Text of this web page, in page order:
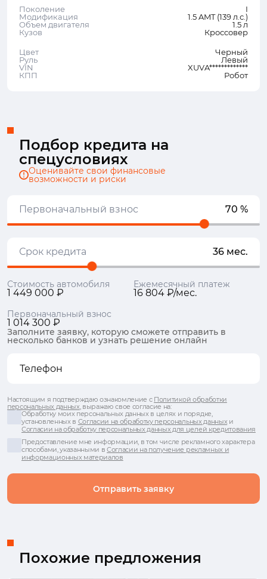
Поколение
I
Модификация
1.5 AMT (139 л.с.)
Объем двигателя
1.5 л
Кузов
Кроссовер
Цвет
Черный
Руль
Левый
VIN
XUVA*************
КПП
Робот
Подбор кредита на
спецусловиях
Оценивайте свои финансовые
возможности и риски
Первоначальный взнос 70 %
Срок кредита 36 мес.
Стоимость автомобиля
1 449 000 ₽
Ежемесячный платеж
16 804 ₽/мес.
Первоначальный взнос
1 014 300 ₽
Заполните заявку, которую сможете отправить в
несколько банков и узнать решение онлайн
Отправить заявку
Настоящим я подтверждаю ознакомление с Политикой обработки
персональных данных, выражаю свое согласие на:
Обработку моих персональных данных в целях и порядке,
установленных в Согласии на обработку персональных данныхи
Согласии на обработку персональных данных для целей кредитования
Предоставление мне информации, в том числе рекламного характера
способами, указанными вСогласии на получение рекламных и
информационных материалов
Похожие предложения